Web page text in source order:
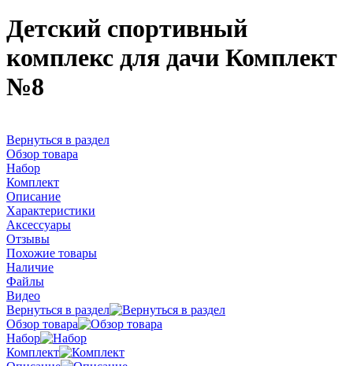
Детский спортивный
комплекс для дачи Комплект
№8
Вернуться в раздел
Обзор товара
Набор
Комплект
Описание
Характеристики
Аксессуары
Отзывы
Похожие товары
Наличие
Файлы
Видео
Вернуться в раздел
Обзор товара
Набор
Комплект